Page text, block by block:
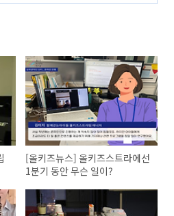
[올키즈뉴스] 올키즈스트라에선
1분기 동안 무슨 일이?